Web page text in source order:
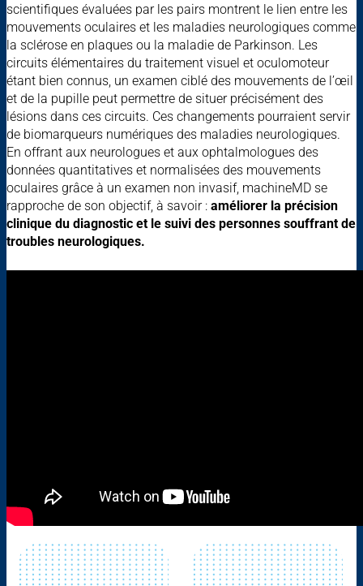
scientifiques évaluées par les pairs montrent le lien entre les
mouvements oculaires et les maladies neurologiques comme
la sclérose en plaques ou la maladie de Parkinson. Les
circuits élémentaires du traitement visuel et oculomoteur
étant bien connus, un examen ciblé des mouvements de l’œil
et de la pupille peut permettre de situer précisément des
lésions dans ces circuits. Ces changements pourraient servir
de biomarqueurs numériques des maladies neurologiques.
En offrant aux neurologues et aux ophtalmologues des
données quantitatives et normalisées des mouvements
oculaires grâce à un examen non invasif, machineMD se
rapproche de son objectif, à savoir : améliorer la précision
clinique du diagnostic et le suivi des personnes souffrant de
troubles neurologiques.